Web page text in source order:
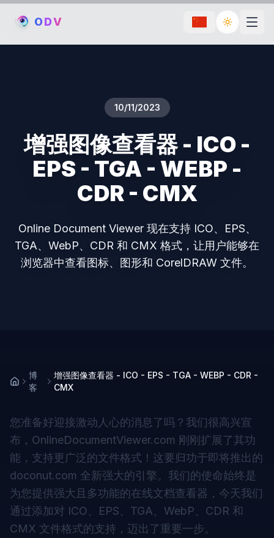
ODV Toggle
10/11/2023
增强图像查看器 - ICO -
EPS - TGA - WEBP -
CDR - CMX
Online Document Viewer 现在支持 ICO、EPS、
TGA、WebP、CDR 和 CMX 格式，让用户能够在
浏览器中查看图标、图形和 CorelDRAW 文件。
博
客
增强图像查看器 - ICO - EPS - TGA - WEBP - CDR -
CMX
您准备好迎接激动人心的消息了吗？我们很高兴宣
布， OnlineDocumentViewer.com 刚刚扩展了其功
能，支持更广泛的文件格式！这要归功于即将推出的
doconut.com 全新强大的引擎。我们的使命始终是
为您提供强大且多功能的在线文档查看器，今天我们
通过添加对 ICO、EPS、TGA、WebP、CDR 和
CMX 文件格式的支持，迈出了重要一步。